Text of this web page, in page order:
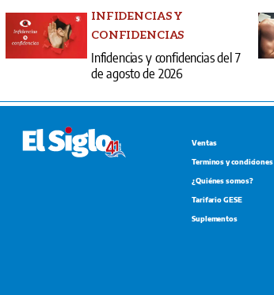
INFIDENCIAS Y
CONFIDENCIAS
Infidencias y confidencias del 7
de agosto de 2026
Ventas
Terminos y condiciones
¿Quiénes somos?
Tarifario GESE
Suplementos